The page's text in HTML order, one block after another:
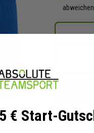
abweichen
€ Start-